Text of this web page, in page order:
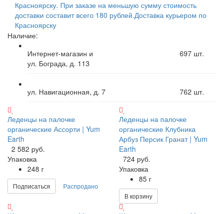
Красноярску. При заказе на меньшую сумму стоимость
доставки составит всего 180 рублей.Доставка курьером по
Красноярску
Наличие:
Интернет-магазин и
ул. Бограда, д. 113
697 шт.
ул. Навигационная, д. 7 762 шт.
Леденцы на палочке
органические Ассорти | Yum
Earth
2 582 руб.
Упаковка
248 г
Подписаться Распродано
Леденцы на палочке
органические Клубника
Арбуз Персик Гранат | Yum
Earth
724 руб.
Упаковка
85 г
В корзину